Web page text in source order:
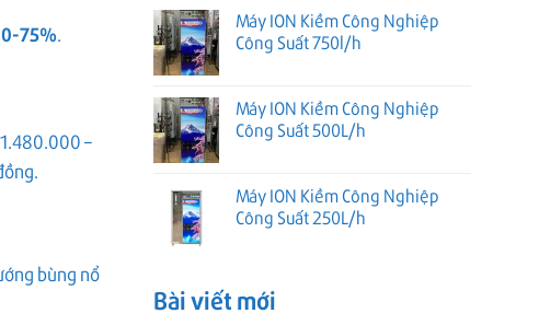
75%.
–
bùng nổ
Máy ION Kiềm Công Nghiệp
Công Suất 750l/h
Máy ION Kiềm Công Nghiệp
Công Suất 500L/h
Máy ION Kiềm Công Nghiệp
Công Suất 250L/h
Bài viết mới